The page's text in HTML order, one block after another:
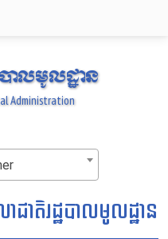
ាលមូលដ្ឋាន
Administration
ាតិរដ្ឋបាលមូលដ្ឋាន